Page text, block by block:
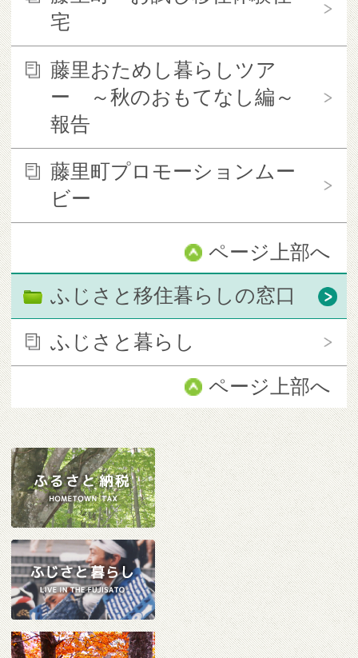
宅
藤里おためし暮らしツア
ー ～秋のおもてなし編～
報告
藤里町プロモーションムー
ビー
ページ上部へ
ふじさと移住暮らしの窓口
ふじさと暮らし
ページ上部へ